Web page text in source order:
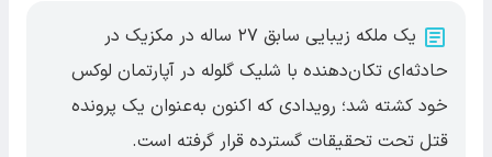
یک ملکه زیبایی سابق ۲۷ ساله در مکزیک در
حادثه‌ای تکان‌دهنده با شلیک گلوله در آپارتمان لوکس
خود کشته شد؛ رویدادی که اکنون به‌عنوان یک پرونده
قتل تحت تحقیقات گسترده قرار گرفته است.